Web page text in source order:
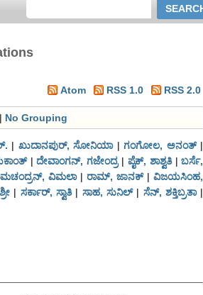
Atom RSS 1.0 RSS 2.0
No Grouping
| ಖುದಾನಪುರ್, ಸೋನಿಯಾ|ಗಂಗೋಲ, ಅನಂತ್|
|ದೇವಾಂಗನ್, ಗಜೇಂದ್ರ| ಪೈಕ್, ಶಾಶ್ವತಿ|ಬರ್ಸೆ,
ವಿಮಲಾ|ರಾಮ್, ಜಾನಕ್|ವಿಜಯಸಿಂಹ,
| ಸರ್ಕಾರ್, ಸ್ವಾತಿ| ಸಾಹ, ಸುನಿಲ್| ಸೆನ್, ಶಕ್ತಿಬ್ರತಾ|